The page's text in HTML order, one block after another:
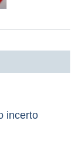
incerto